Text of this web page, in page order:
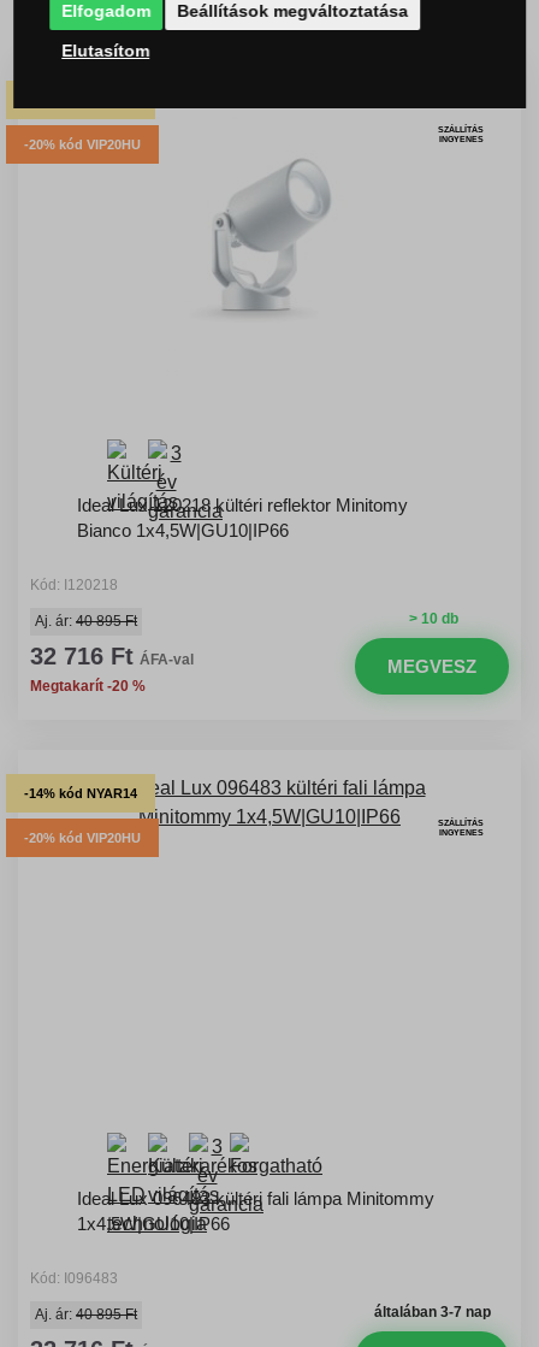
Kapcsolódó termékek
-20% kód VIP20HU
SZÁLLÍTÁS
INGYENES
Ideal Lux 120218 kültéri reflektor Minitomy
Bianco 1x4,5W|GU10|IP66
Kód: I120218
> 10 db
Aj. ár: 40 895 Ft
32 716 Ft ÁFA-val
Megtakarít -20 %
MEGVESZ
-14% kód NYAR14
-20% kód VIP20HU
SZÁLLÍTÁS
INGYENES
Ideal Lux 096483 kültéri fali lámpa Minitommy
1x4,5W|GU10|IP66
Kód: I096483
általában 3-7 nap
Aj. ár: 40 895 Ft
Elfogadom Beállítások megváltoztatása
Elutasítom